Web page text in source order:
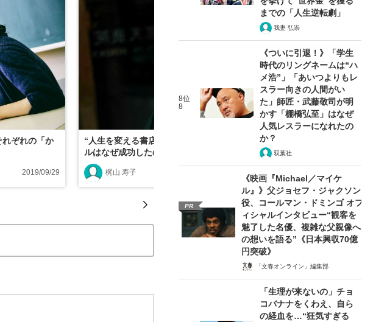
ぞれの「か
2019/09/29
“人生を変える書店”「天狼院書店」のビジネスモデ
ルはなぜ成功したのか
梶山 寿子 2019/09/24
までの「人生逆転劇」
我妻 弘崇
8位
8
《ついに引退！》「学生
時代のリングネームは“ハ
メ浩”」「あいつよりもレ
スラー向きの人間がい
た」師匠・武藤敬司が明
かす「棚橋弘至」はなぜ
人気レスラーになれたの
か？
双葉社
PR
《映画『Michael／マイケ
ル』》父ジョセフ・ジャクソン
役、コールマン・ドミンゴ オフ
ィシャルインタビュー“観客を
魅了した名優、複雑な父親像へ
の想いを語る”《日本興収70億
円突破》
「文春オンライン」編集部
「生理が来ないの」チョ
コバナナをくわえ、自ら
の経血を…“狂気すぎる